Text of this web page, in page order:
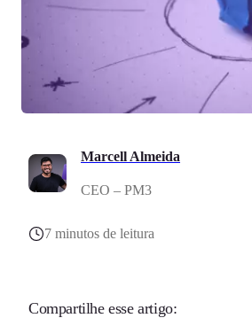
Marcell Almeida
CEO – PM3
7 minutos de leitura
Compartilhe esse artigo: